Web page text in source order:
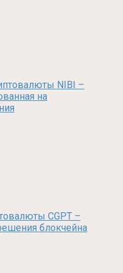
NIBI –
на
CGPT –
блокчейна